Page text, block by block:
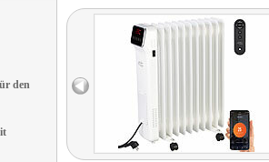
den
in einem kompakten und
stilvollen Design, was ihn
zu einem Must-have für
jeden Haushalt macht, der
Wert auf Komfort und Smart-
Home-Integration legt."